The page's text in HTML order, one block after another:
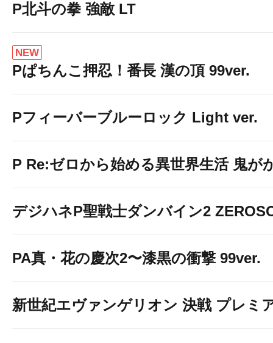
P北斗の拳 強敵 LT
NEW
Pぱちんこ押忍！番長 漢の頂 99ver.
Pフィーバーブルーロック Light ver.
P Re:ゼロから始める異世界生活 鬼が
デジハネP聖戦士ダンバイン2
PA真・花の慶次2〜漆黒の衝撃 99ver.
新世紀エヴァンゲリオン 決戦 プレミ